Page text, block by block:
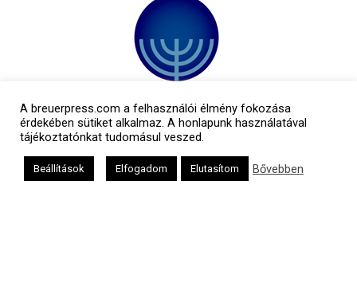
A breuerpress.com a felhasználói élmény fokozása
érdekében sütiket alkalmaz. A honlapunk használatával
tájékoztatónkat tudomásul veszed.
Beállítások Elfogadom Elutasítom Bővebben